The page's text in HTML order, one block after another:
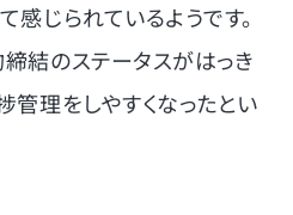
感じられているようです。
結のステータスがはっき
管理をしやすくなったとい